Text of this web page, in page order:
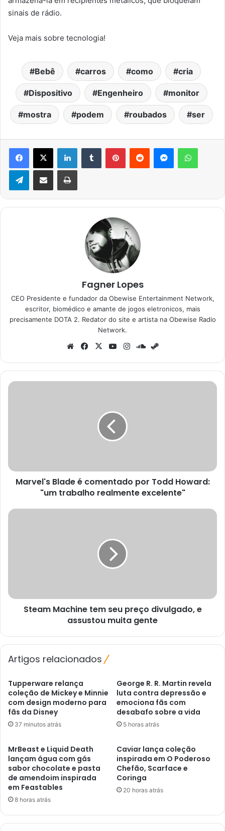
sinais de rádio.
Veja mais sobre tecnologia!
Bebê carros como cria
Dispositivo Engenheiro monitor
mostra podem roubados ser
Facebook
X LinkedinTumblr PinterestReddit Messenger
TelegramCompartilhar via e-mail Imprimir
Fagner Lopes
CEO Presidente e fundador da Obewise Entertainment Network,
escritor, biomédico e amante de jogos eletronicos, mais
precisamente DOTA 2. Redator do site e artista na Obewise Radio
Network.
WebsiteFacebook
X YouTubeInstagramSoundCloud
Marvel's
trabalho
realmente
excelente"
Marvel's Blade é comentado por Todd Howard:
"um trabalho realmente excelente"
Steam
muita
genteSteam Machine tem seu preço divulgado, e
assustou muita gente
Artigos relacionados
Tupperware relança
coleção de Mickey e Minnie
com design moderno para
fãs da Disney
37 minutos atrás
George R. R. Martin revela
luta contra depressão e
emociona fãs com
desabafo sobre a vida
5 horas atrás
MrBeast e Liquid Death
lançam água com gás
sabor chocolate e pasta
de amendoim inspirada
em Feastables
8 horas atrás
Caviar lança coleção
inspirada em O Poderoso
Chefão, Scarface e
Coringa
20 horas atrás